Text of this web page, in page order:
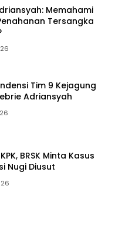
Memahami
Tersangka
Tim 9 Kejagung
Adriansyah
BRSK Minta Kasus
Nugi Diusut